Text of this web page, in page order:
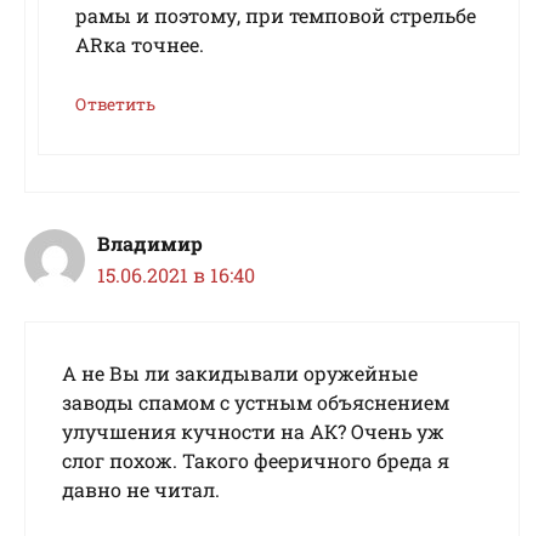
рамы и поэтому, при темповой стрельбе
ARка точнее.
Ответить
Владимир
15.06.2021 в 16:40
А не Вы ли закидывали оружейные
заводы спамом с устным объяснением
улучшения кучности на АК? Очень уж
слог похож. Такого фееричного бреда я
давно не читал.